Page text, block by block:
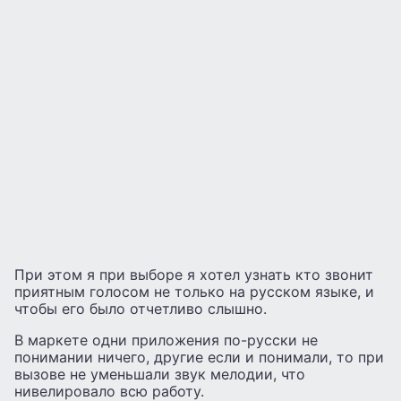
При этом я при выборе я хотел узнать кто звонит
приятным голосом не только на русском языке, и
чтобы его было отчетливо слышно.
В маркете одни приложения по-русски не
понимании ничего, другие если и понимали, то при
вызове не уменьшали звук мелодии, что
нивелировало всю работу.